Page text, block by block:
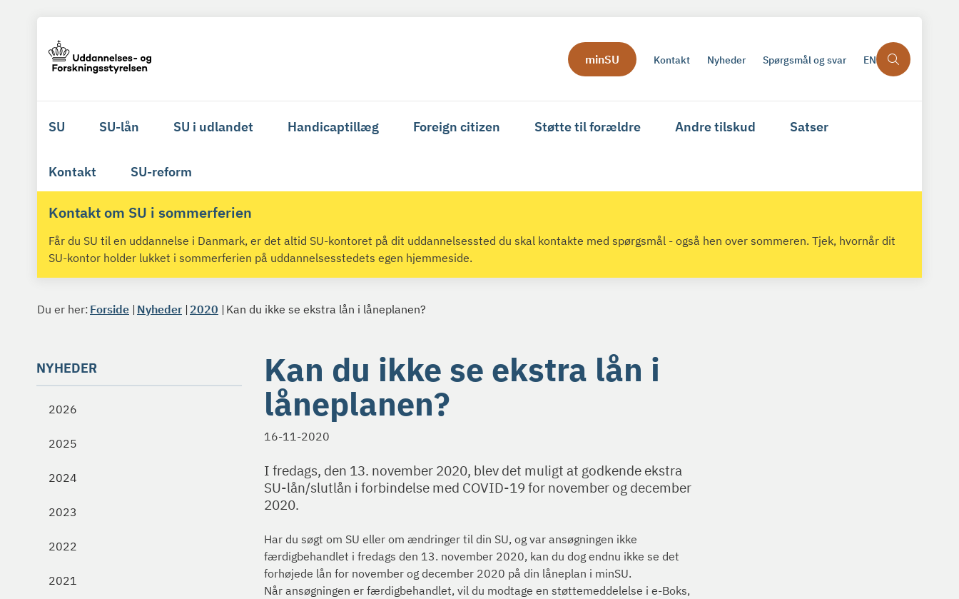
minSU Kontakt Nyheder Spørgsmål og svar EN
SU SU-lån SU i udlandet Handicaptillæg Foreign citizen Støtte til forældre Andre tilskud Satser
Kontakt SU-reform
Kontakt om SU i sommerferien
Får du SU til en uddannelse i Danmark, er det altid SU-kontoret på dit uddannelsessted du skal kontakte med spørgsmål - også hen over sommeren. Tjek, hvornår dit
SU-kontor holder lukket i sommerferien på uddannelsesstedets egen hjemmeside.
Du er her: Forside Nyheder 2020 Kan du ikke se ekstra lån i låneplanen?
NYHEDER
2026
2025
2024
2023
2022
2021
Kan du ikke se ekstra lån i
låneplanen?
16-11-2020
I fredags, den 13. november 2020, blev det muligt at godkende ekstra
SU-lån/slutlån i forbindelse med COVID-19 for november og december
2020.
Har du søgt om SU eller om ændringer til din SU, og var ansøgningen ikke
færdigbehandlet i fredags den 13. november 2020, kan du dog endnu ikke se det
forhøjede lån for november og december 2020 på din låneplan i minSU.
Når ansøgningen er færdigbehandlet, vil du modtage en støttemeddelelse i e-Boks,